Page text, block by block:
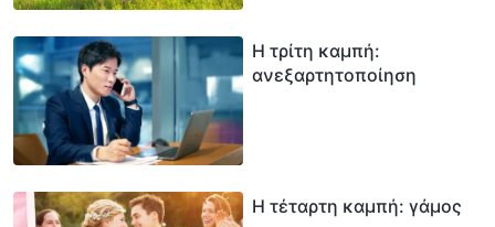
Η τρίτη καμπή:
ανεξαρτητοποίηση
Η τέταρτη καμπή: γάμος